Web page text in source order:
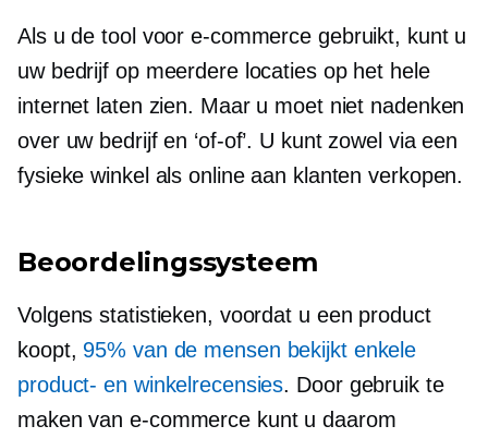
Als u de tool voor e-commerce gebruikt, kunt u
uw bedrijf op meerdere locaties op het hele
internet laten zien. Maar u moet niet nadenken
over uw bedrijf en ‘of-of’. U kunt zowel via een
fysieke winkel als online aan klanten verkopen.
Beoordelingssysteem
Volgens statistieken, voordat u een product
koopt, 95% van de mensen bekijkt enkele
product- en winkelrecensies. Door gebruik te
maken van e-commerce kunt u daarom